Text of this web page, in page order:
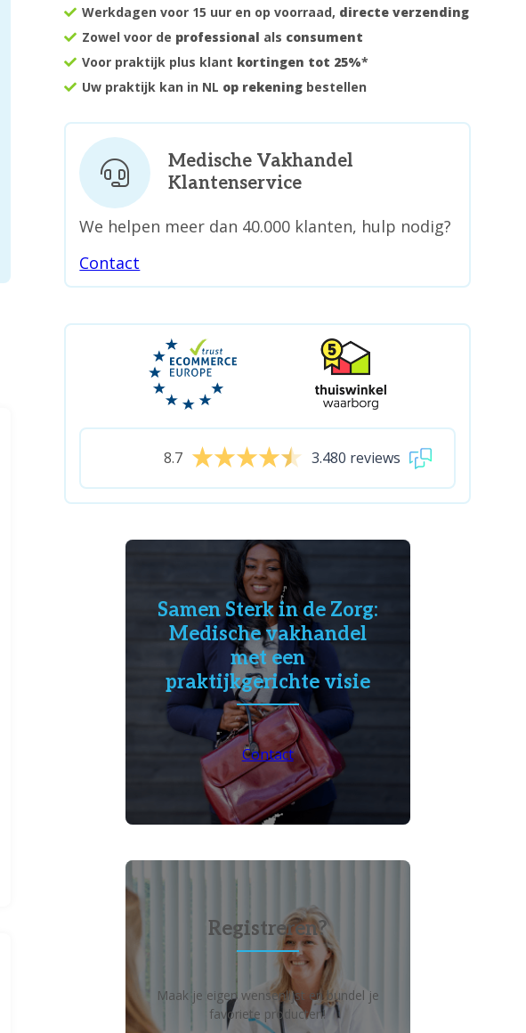
Werkdagen voor 15 uur en op voorraad, directe verzending
Zowel voor de professional als consument
Voor praktijk plus klant kortingen tot 25%*
Uw praktijk kan in NL op rekening bestellen
Medische Vakhandel
Klantenservice
We helpen meer dan 40.000 klanten, hulp nodig?
Contact
8.7 3.480 reviews
Samen Sterk in de Zorg:
Medische vakhandel
met een
praktijkgerichte visie
Contact
Registreren?
Maak je eigen wensenlijst en bundel je
favoriete producten!